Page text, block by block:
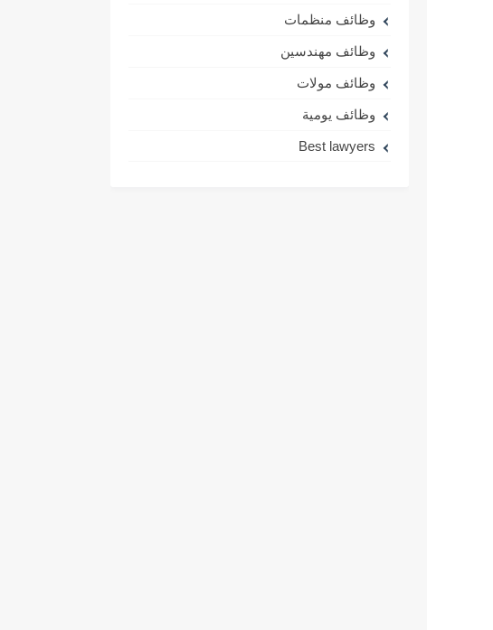
وظائف منظمات
وظائف مهندسين
وظائف مولات
وظائف يومية
Best lawyers